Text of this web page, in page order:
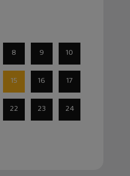
8 9 10
15 16 17
22 23 24